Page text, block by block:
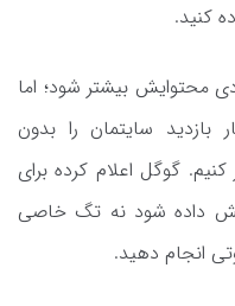
محتوایش بیشتر شود؛ اما
سایتمان را بدون
گوگل اعلام کرده برای
داده شود نه تگ خاصی
انجام دهید.